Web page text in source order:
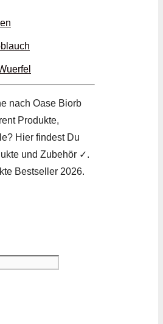
nach Oase Biorb
Produkte,
Hier findest Du
und Zubehör ✓.
Bestseller 2026.